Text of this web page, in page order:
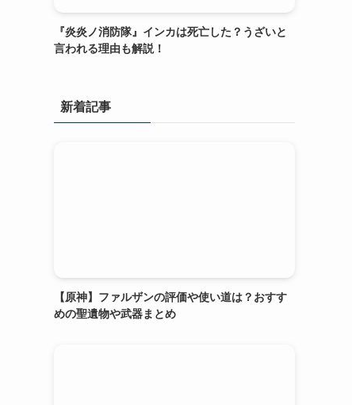
『炎炎ノ消防隊』インカは死亡した？うざいと
言われる理由も解説！
新着記事
【原神】ファルザンの評価や使い道は？おすす
めの聖遺物や武器まとめ